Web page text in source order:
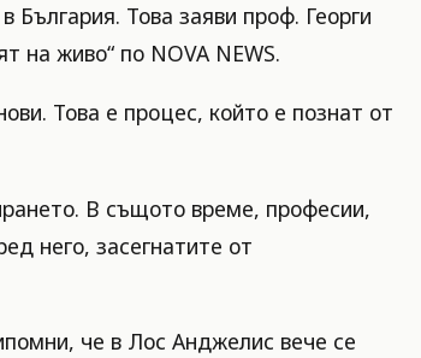
Това заяви проф. Георги
на живо“ по NOVA NEWS.
Това е процес, който е познат от
В същото време, професии,
него, засегнатите от
че в Лос Анджелис вече се